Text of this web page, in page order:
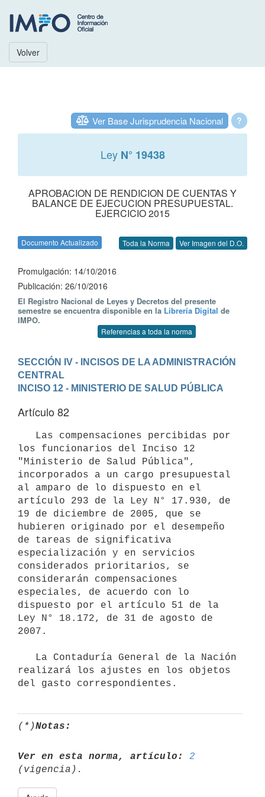
Volver
?
Ver Base Jurisprudencia Nacional
Ley N° 19438
APROBACION DE RENDICION DE CUENTAS Y
BALANCE DE EJECUCION PRESUPUESTAL.
EJERCICIO 2015
Documento Actualizado Toda la Norma Ver Imagen del D.O.
Promulgación: 14/10/2016
Publicación: 26/10/2016
El Registro Nacional de Leyes y Decretos del presente
semestre se encuentra disponible en la Librería Digital de
IMPO.
Referencias a toda la norma
SECCIÓN IV - INCISOS DE LA ADMINISTRACIÓN
CENTRAL
INCISO 12 - MINISTERIO DE SALUD PÚBLICA
Artículo 82
los funcionarios del Inciso 12
"Ministerio de Salud Pública",
incorporados a un cargo presupuestal
al amparo de lo dispuesto en el
artículo 293 de la Ley N° 17.930, de
19 de diciembre de 2005, que se
hubieren originado por el desempeño
de tareas de significativa
especialización y en servicios
considerados prioritarios, se
considerarán compensaciones
especiales, de acuerdo con lo
dispuesto por el artículo 51 de la
Ley N° 18.172, de 31 de agosto de
2007.
realizará los ajustes en los objetos
(*)Notas:
Ver en esta norma, artículo:
2